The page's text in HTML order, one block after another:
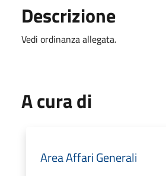
Descrizione
Vedi ordinanza allegata.
A cura di
Area Affari Generali